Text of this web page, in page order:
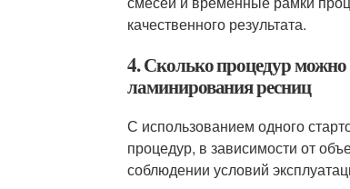
качественного результата.
4. Сколько процедур можно
ламинирования ресниц
С использованием одного
процедур, в зависимости от
соблюдении условий